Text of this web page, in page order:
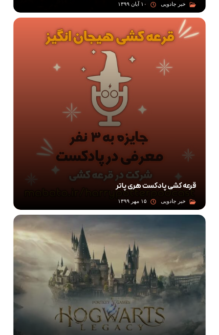
۱۰ آبان ۱۳۹۹ خبر جادویی
قرعه کشی پادکست هری پاتر
۱۵ مهر ۱۳۹۹ خبر جادویی